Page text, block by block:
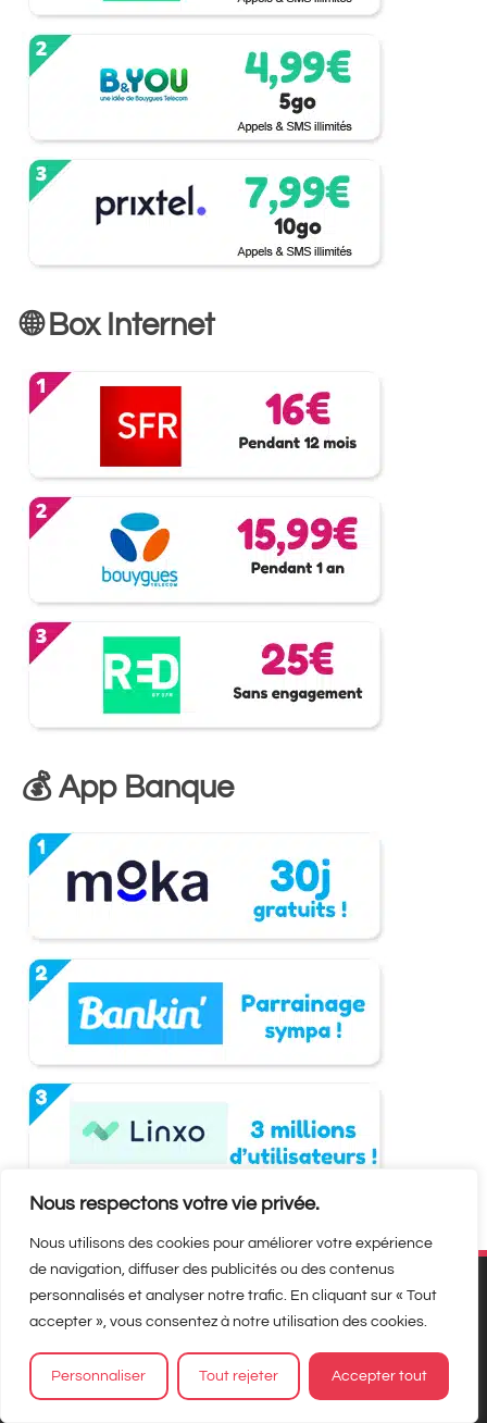
Nous respectons votre vie privée.
Nous utilisons des cookies pour améliorer votre expérience
de navigation, diffuser des publicités ou des contenus
personnalisés et analyser notre trafic. En cliquant sur « Tout
accepter », vous consentez à notre utilisation des cookies.
Personnaliser Tout rejeter Accepter tout
🌐 Box Internet
💰 App Banque